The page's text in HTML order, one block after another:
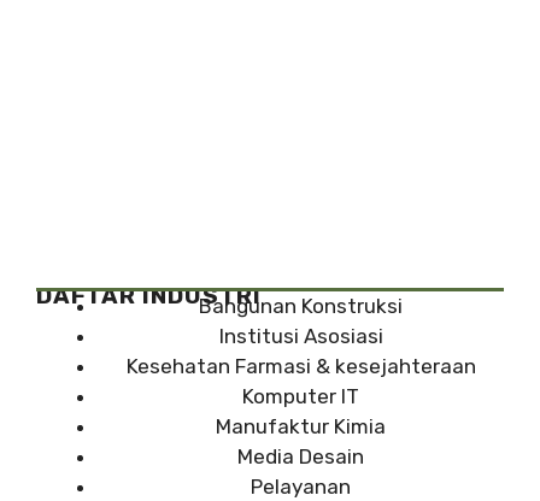
DAFTAR INDUSTRIBangunan Konstruksi
Institusi Asosiasi
Kesehatan Farmasi & kesejahteraan
Komputer IT
Manufaktur Kimia
Media Desain
Pelayanan